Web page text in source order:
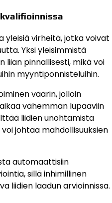
yleisiä virheitä, jotka voivat
Yksi yleisimmistä
liian pinnallisesti, mikä voi
myyntiponnisteluihin.
väärin, jolloin
vähemmän lupaaviin
liidien unohtamista
johtaa mahdollisuuksien
automaattisiin
sillä inhimillinen
liidien laadun arvioinnissa.